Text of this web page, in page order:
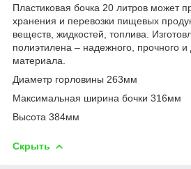
Пластиковая бочка 20 литров может
хранения и перевозки пищевых
веществ, жидкостей, топлива.
полиэтилена – надежного, прочного и
материала.
Диаметр горловины 263мм
Максимальная ширина бочки 316мм
Высота 384мм
Скрыть